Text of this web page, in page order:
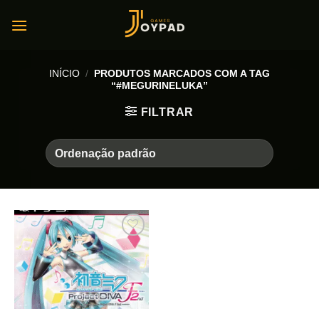
INÍCIO / PRODUTOS MARCADOS COM A TAG
“#MEGURINELUKA”
FILTRAR